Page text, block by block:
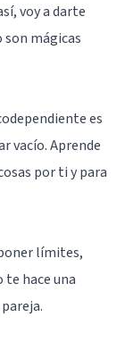
voy a darte
son mágicas
es
vacío. Aprende
por ti y para
límites,
te hace una